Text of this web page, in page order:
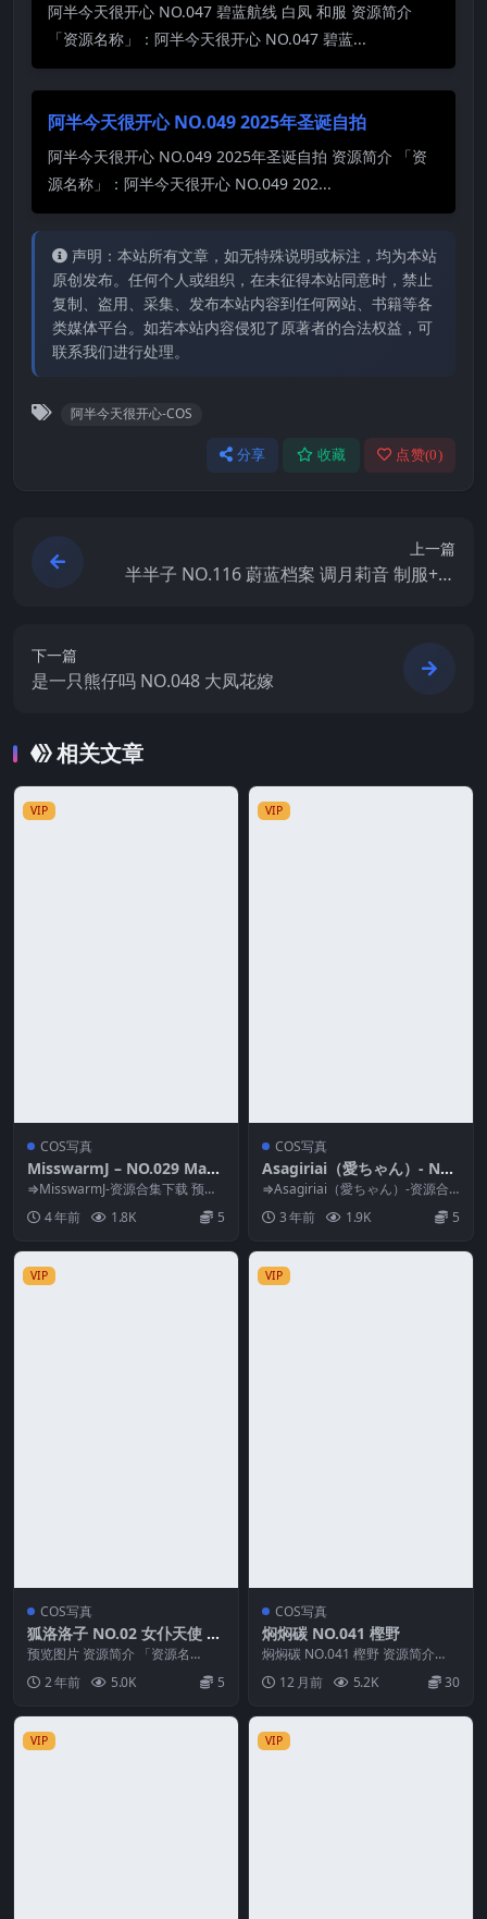
阿半今天很开心 NO.047 碧蓝航线 白凤 和服 资源简介
「资源名称」：阿半今天很开心 NO.047 碧蓝...
阿半今天很开心 NO.049 2025年圣诞自拍
阿半今天很开心 NO.049 2025年圣诞自拍 资源简介 「资
源名称」：阿半今天很开心 NO.049 202...
声明：本站所有文章，如无特殊说明或标注，均为本站
原创发布。任何个人或组织，在未征得本站同意时，禁止
复制、盗用、采集、发布本站内容到任何网站、书籍等各
类媒体平台。如若本站内容侵犯了原著者的合法权益，可
联系我们进行处理。
阿半今天很开心-COS
分享 收藏 点赞(0)
上一篇
半半子 NO.116 蔚蓝档案 调月莉音 制服+竞
下一篇
是一只熊仔吗 NO.048 大凤花嫁
相关文章
VIP
COS写真
MisswarmJ – NO.029 Mash
Yoga [39P-70MB]
⇒MisswarmJ-资源合集下载 预览
图片 资源简介 「资源名称」：Mis
sw...4 年前 1.8K 5
VIP
COS写真
Asagiriai（愛ちゃん）- NO.
20 巫女服自拍 [40P-150M]
⇒Asagiriai（愛ちゃん）-资源合
集 预览图片 资源简介 「资源名
称」：A...
3 年前 1.9K 5
VIP
COS写真
狐洛洛子 NO.02 女仆天使 限
定 [40P-326MB]
预览图片 资源简介 「资源名
称」：狐洛洛子 NO.02 女仆天使
限定 [40P...
2 年前 5.0K 5
VIP
COS写真
焖焖碳 NO.041 樫野
焖焖碳 NO.041 樫野 资源简介
「资源名称」：焖焖碳 NO.041 樫
野 ...12 月前 5.2K 30
VIP VIP